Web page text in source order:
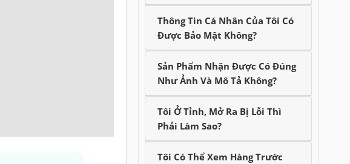
Thông Tin Cá Nhân Của Tôi Có
Được Bảo Mật Không?
Sản Phẩm Nhận Được Có Đúng
Như Ảnh Và Mô Tả Không?
Tôi Ở Tỉnh, Mở Ra Bị Lỗi Thì
Phải Làm Sao?
Tôi Có Thể Xem Hàng Trước